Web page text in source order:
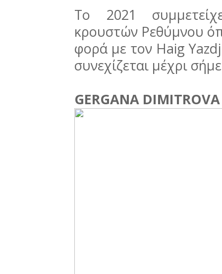
Το 2021
κρουστών Ρεθύμνου
φορά με τον Haig
συνεχίζεται μέχρι
GERGANA DIMITROVA